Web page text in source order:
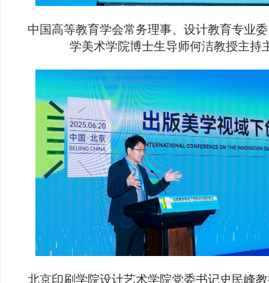
中国高等教育学会常务理事、设计教育专业
学美术学院博士生导师何洁教授主持
北京印刷学院设计艺术学院党委书记史民峰